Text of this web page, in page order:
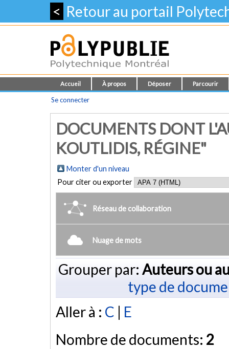
< Retour au portail
Accueil À propos Déposer Parcourir
Se connecter
DOCUMENTS DONT
KOUTLIDIS, RÉGINE"
Monter d'un niveau
Pour citer ou exporter
Réseau de collaboration
Nuage de mots
Grouper par: Auteurs ou
type de
Aller à : C | E
Nombre de documents: 2